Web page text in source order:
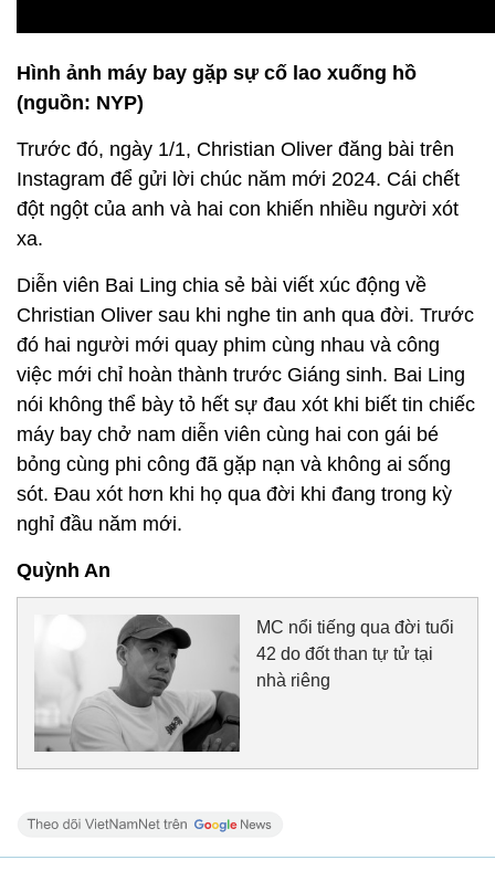
Hình ảnh máy bay gặp sự cố lao xuống hồ
(nguồn: NYP)
Trước đó, ngày 1/1, Christian Oliver đăng bài trên
Instagram để gửi lời chúc năm mới 2024. Cái chết
đột ngột của anh và hai con khiến nhiều người xót
xa.
Diễn viên Bai Ling chia sẻ bài viết xúc động về
Christian Oliver sau khi nghe tin anh qua đời. Trước
đó hai người mới quay phim cùng nhau và công
việc mới chỉ hoàn thành trước Giáng sinh. Bai Ling
nói không thể bày tỏ hết sự đau xót khi biết tin chiếc
máy bay chở nam diễn viên cùng hai con gái bé
bỏng cùng phi công đã gặp nạn và không ai sống
sót. Đau xót hơn khi họ qua đời khi đang trong kỳ
nghỉ đầu năm mới.
Quỳnh An
MC nổi tiếng qua đời tuổi
42 do đốt than tự tử tại
nhà riêng